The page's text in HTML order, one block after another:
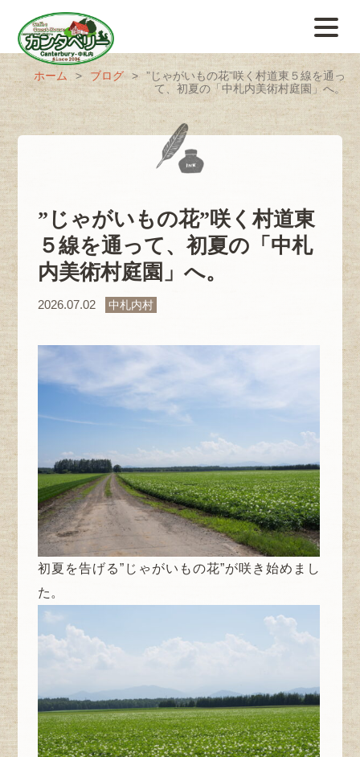
ホーム > ブログ >
”じゃがいもの花”咲く村道東５線を通っ
て、初夏の「中札内美術村庭園」へ。
”じゃがいもの花”咲く村道東
５線を通って、初夏の「中札
内美術村庭園」へ。
2026.07.02 中札内村
初夏を告げる”じゃがいもの花”が咲き始めまし
た。